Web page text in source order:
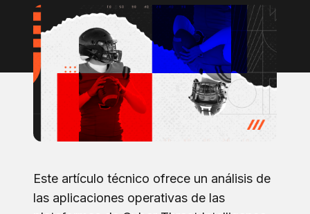
Este artículo técnico ofrece un análisis de
las aplicaciones operativas de las